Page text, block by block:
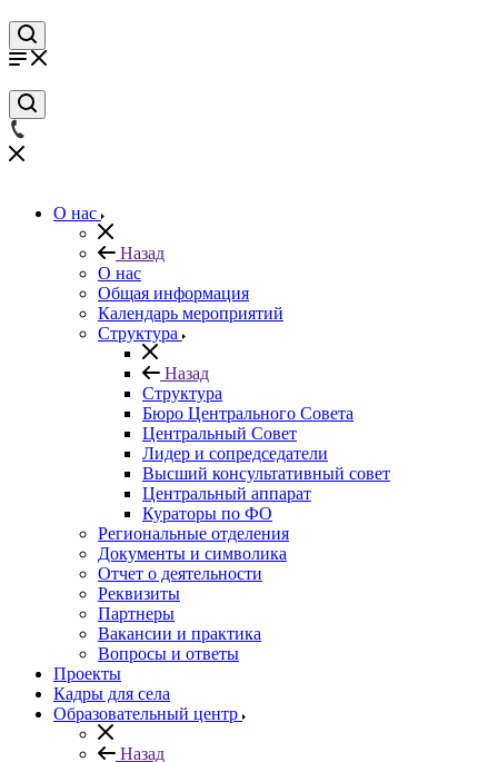
О нас
Назад
О нас
Общая информация
Календарь мероприятий
Структура
Назад
Структура
Бюро Центрального Совета
Центральный Совет
Лидер и сопредседатели
Высший консультативный совет
Центральный аппарат
Кураторы по ФО
Региональные отделения
Документы и символика
Отчет о деятельности
Реквизиты
Партнеры
Вакансии и практика
Вопросы и ответы
Проекты
Кадры для села
Образовательный центр
Назад